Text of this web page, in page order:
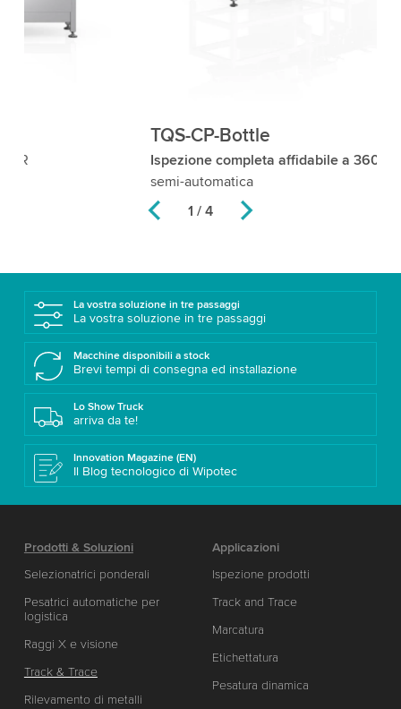
2 / 4
Ispezione completa affidabile a 360°per aggregazione
La vostra soluzione in tre passaggi
La vostra soluzione in tre passaggi
Macchine disponibili a stock
Brevi tempi di consegna ed installazione
Lo Show Truck
arriva da te!
Innovation Magazine (EN)
Il Blog tecnologico di Wipotec
Prodotti & Soluzioni
Selezionatrici ponderali
Pesatrici automatiche per
logistica
Raggi X e visione
Track & Trace
Rilevamento di metalli
Applicazioni
Ispezione prodotti
Track and Trace
Marcatura
Etichettatura
Pesatura dinamica